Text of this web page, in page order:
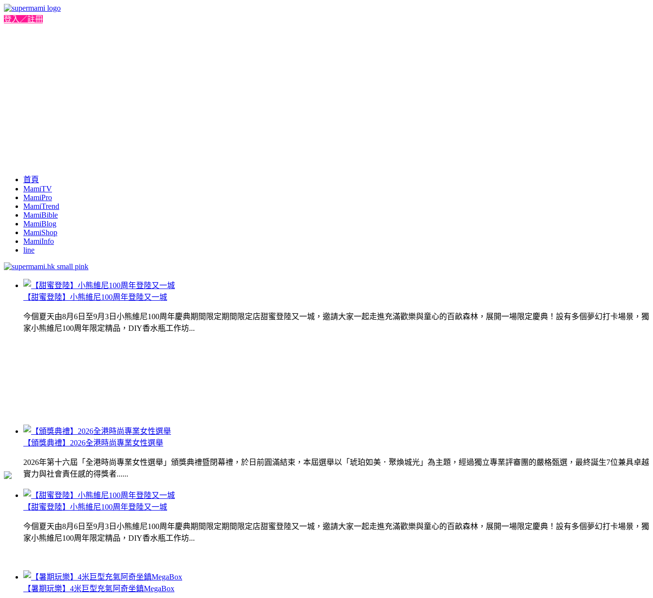
登入／註冊
首頁
MamiTV
MamiPro
MamiTrend
MamiBible
MamiBlog
MamiShop
MamiInfo
line
【甜蜜登陸】小熊維尼100周年登陸又一城
今個夏天由8月6日至9月3日小熊維尼100周年慶典期間限定期間限定店甜蜜登陸又一城，邀請大家一起走進充滿歡樂與童心的百畝森林，展開一場限定慶典！設有多個夢幻打卡場景，獨
家小熊維尼100周年限定精品，DIY香水瓶工作坊...
【頒獎典禮】2026全港時尚專業女性選舉
2026年第十六屆「全港時尚專業女性選舉」頒獎典禮暨閉幕禮，於日前圓滿結束，本屆選舉以「琥珀如美．聚煥城光」為主題，經過獨立專業評審團的嚴格甄選，最終誕生7位兼具卓越
實力與社會責任感的得獎者......
【暑期玩樂】4米巨型充氣阿奇坐鎮MegaBox
【甜蜜登陸】小熊維尼100周年登陸又一城
今個夏天由8月6日至9月3日小熊維尼100周年慶典期間限定期間限定店甜蜜登陸又一城，邀請大家一起走進充滿歡樂與童心的百畝森林，展開一場限定慶典！設有多個夢幻打卡場景，獨
家小熊維尼100周年限定精品，DIY香水瓶工作坊...